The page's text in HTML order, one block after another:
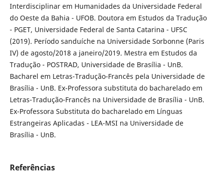
Interdisciplinar em Humanidades da Universidade Federal
do Oeste da Bahia - UFOB. Doutora em Estudos da Tradução
- PGET, Universidade Federal de Santa Catarina - UFSC
(2019). Período sanduíche na Universidade Sorbonne (Paris
IV) de agosto/2018 a janeiro/2019. Mestra em Estudos da
Tradução - POSTRAD, Universidade de Brasília - UnB.
Bacharel em Letras-Tradução-Francês pela Universidade de
Brasília - UnB. Ex-Professora substituta do bacharelado em
Letras-Tradução-Francês na Universidade de Brasília - UnB.
Ex-Professora Substituta do bacharelado em Línguas
Estrangeiras Aplicadas - LEA-MSI na Universidade de
Brasília - UnB.
Referências